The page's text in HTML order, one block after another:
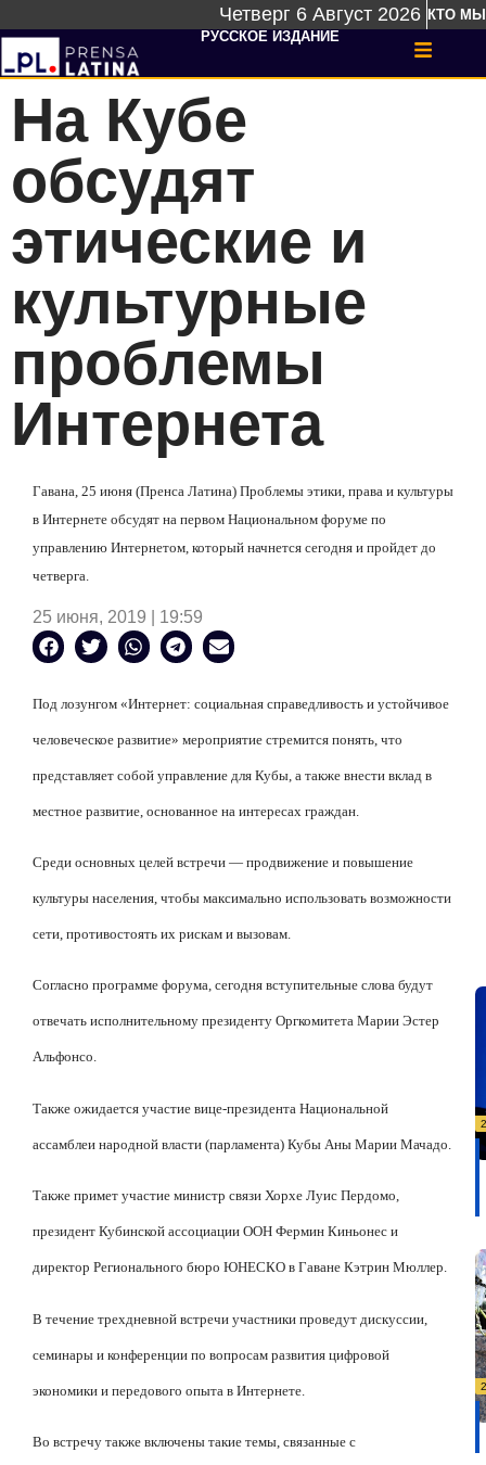
Четверг 6 Август 2026 КТО МЫ
РУССКОЕ ИЗДАНИЕ
На Кубе
обсудят
этические и
культурные
проблемы
Интернета
Гавана, 25 июня (Пренса Латина) Проблемы этики, права и культуры
в Интернете обсудят на первом Национальном форуме по
управлению Интернетом, который начнется сегодня и пройдет до
четверга.
25 июня, 2019 | 19:59
Под лозунгом «Интернет: социальная справедливость и устойчивое
человеческое развитие» мероприятие стремится понять, что
представляет собой управление для Кубы, а также внести вклад в
местное развитие, основанное на интересах граждан.
Среди основных целей встречи — продвижение и повышение
культуры населения, чтобы максимально использовать возможности
сети, противостоять их рискам и вызовам.
Согласно программе форума, сегодня вступительные слова будут
отвечать исполнительному президенту Оргкомитета Марии Эстер
Альфонсо.
Также ожидается участие вице-президента Национальной
ассамблеи народной власти (парламента) Кубы Аны Марии Мачадо.
Также примет участие министр связи Хорхе Луис Пердомо,
президент Кубинской ассоциации ООН Фермин Киньонес и
директор Регионального бюро ЮНЕСКО в Гаване Кэтрин Мюллер.
В течение трехдневной встречи участники проведут дискуссии,
семинары и конференции по вопросам развития цифровой
экономики и передового опыта в Интернете.
Во встречу также включены такие темы, связанные с